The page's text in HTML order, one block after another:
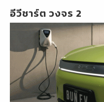
อีวีชาร์ต วงจร 2